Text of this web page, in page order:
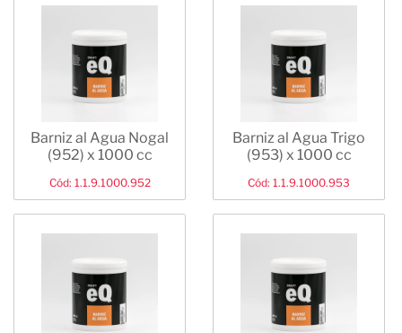
Barniz al Agua Nogal
(952) x 1000 cc
Cód: 1.1.9.1000.952
Barniz al Agua Trigo
(953) x 1000 cc
Cód: 1.1.9.1000.953